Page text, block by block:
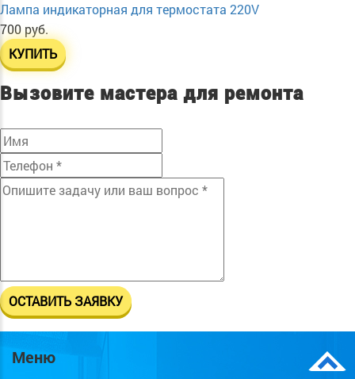
Лампа индикаторная для термостата 220V
700 руб.
КУПИТЬ
Вызовите мастера для ремонта
Меню